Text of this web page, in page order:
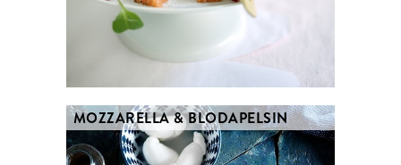
MOZZARELLA & BLODAPELSIN